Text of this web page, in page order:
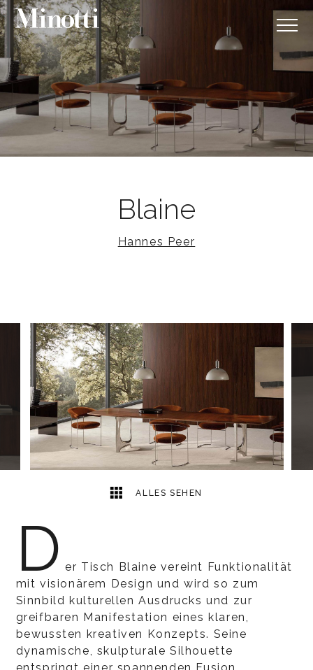
Blaine
Hannes Peer
ALLES SEHEN
D er Tisch Blaine vereint Funktionalität
mit visionärem Design und wird so zum
Sinnbild kulturellen Ausdrucks und zur
greifbaren Manifestation eines klaren,
bewussten kreativen Konzepts. Seine
dynamische, skulpturale Silhouette